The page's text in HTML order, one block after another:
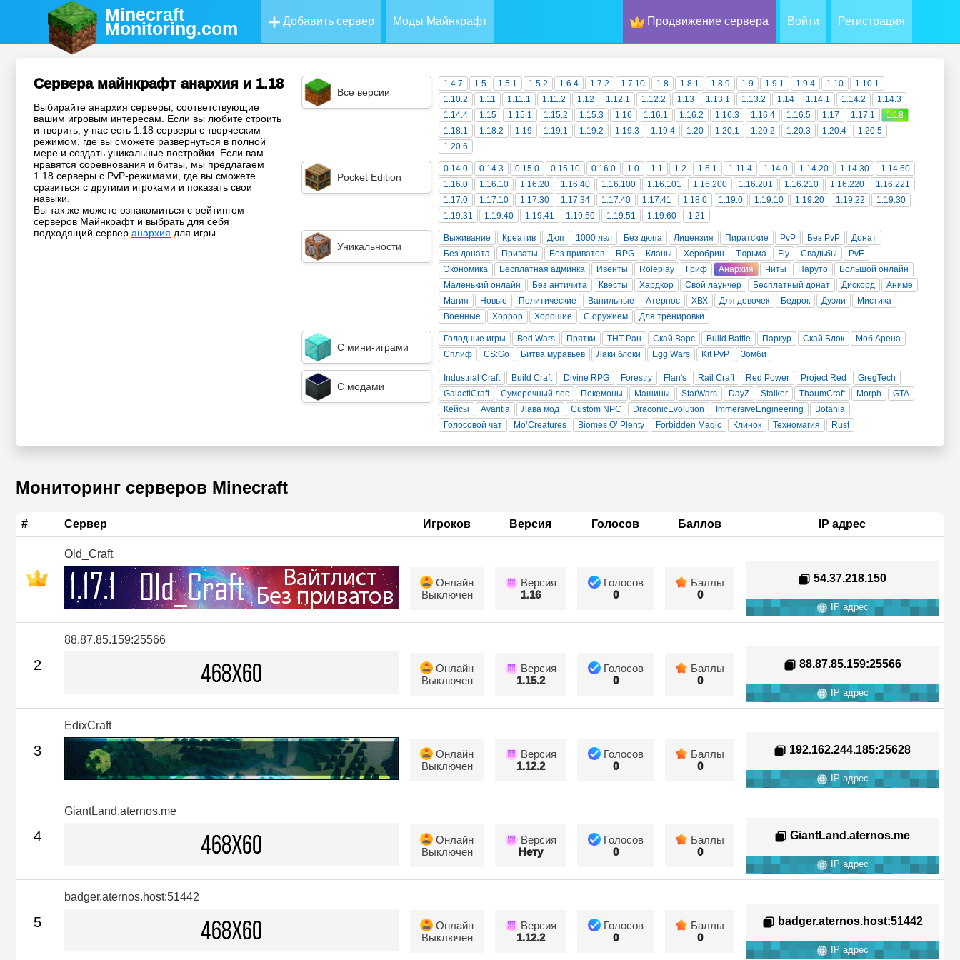
Minecraft
Monitoring.com Добавить сервер Моды Майнкрафт Продвижение сервера Войти Регистрация
Сервера майнкрафт анархия и 1.18
Выбирайте анархия серверы, соответствующие
вашим игровым интересам. Если вы любите строить
и творить, у нас есть 1.18 серверы с творческим
режимом, где вы сможете развернуться в полной
мере и создать уникальные постройки. Если вам
нравятся соревнования и битвы, мы предлагаем
1.18 серверы с PvP-режимами, где вы сможете
сразиться с другими игроками и показать свои
навыки.
Вы так же можете ознакомиться с рейтингом
серверов Майнкрафт и выбрать для себя
подходящий сервер анархия для игры.
Все версии
1.4.7 1.5 1.5.1 1.5.2 1.6.4 1.7.2 1.7.10 1.8 1.8.1 1.8.9 1.9 1.9.1 1.9.4 1.10
1.10.1
1.10.2
1.11 1.11.1 1.11.2 1.12 1.12.1 1.12.2 1.13 1.13.1 1.13.2 1.14 1.14.1 1.14.2
1.14.3
1.14.4
1.15 1.15.1 1.15.2 1.15.3 1.16 1.16.1 1.16.2 1.16.3 1.16.4 1.16.5 1.17 1.17.1
1.18
1.18.1
1.18.2 1.19 1.19.1 1.19.2 1.19.3 1.19.4 1.20 1.20.1 1.20.2 1.20.3 1.20.4
1.20.5
1.20.6
Pocket Edition
0.14.0 0.14.3 0.15.0 0.15.10 0.16.0 1.0 1.1 1.2 1.6.1 1.11.4 1.14.0 1.14.20 1.14.30
1.14.60
1.16.0
1.16.10 1.16.20 1.16.40 1.16.100 1.16.101 1.16.200 1.16.201 1.16.210 1.16.220
1.16.221
1.17.0
1.17.10 1.17.30 1.17.34 1.17.40 1.17.41 1.18.0 1.19.0 1.19.10 1.19.20 1.19.22
1.19.30
1.19.31
1.19.40 1.19.41 1.19.50 1.19.51 1.19.60 1.21
Уникальности
Выживание Креатив Дюп 1000 лвл Без дюпа Лицензия Пиратские PvP Без PvP
Донат
Без доната
Приваты Без приватов RPG Кланы Херобрин Тюрьма Fly Свадьбы
PvE
Экономика
Бесплатная админка Ивенты Roleplay Гриф Анархия Читы Наруто
Большой онлайн
Маленький онлайн
Без античита Квесты Хардкор Свой лаунчер Бесплатный донат Дискорд
Аниме
Магия
Новые Политические Ванильные Атернос ХВХ Для девочек Бедрок Дуэли
Мистика
Военные
Хоррор Хорошие С оружием Для тренировки
С мини-играми
Голодные игры Bed Wars Прятки ТНТ Ран Скай Варс Build Battle Паркур Скай Блок
Моб Арена
Сплиф
CS:Go Битва муравьев Лаки блоки Egg Wars Kit PvP Зомби
С модами
Industrial Craft Build Craft Divine RPG Forestry Flan's Rail Craft Red Power Project Red
GregTech
GalactiCraft
Сумеречный лес Покемоны Машины StarWars DayZ Stalker ThaumCraft Morph
GTA
Кейсы
Avaritia Лава мод Custom NPC DraconicEvolution ImmersiveEngineering
Botania
Голосовой чат
Mo’Creatures Biomes O’ Plenty Forbidden Magic Клинок Техномагия Rust
Мониторинг серверов Minecraft
# Сервер Игроков Версия Голосов Баллов IP адрес
Old_Craft
Онлайн
Выключен
Версия
1.16
Голосов
0
Баллы
0
54.37.218.150
IP адрес
2
88.87.85.159:25566
Онлайн
Выключен
Версия
1.15.2
Голосов
0
Баллы
0
88.87.85.159:25566
IP адрес
3
EdixCraft
Онлайн
Выключен
Версия
1.12.2
Голосов
0
Баллы
0
192.162.244.185:25628
IP адрес
4
GiantLand.aternos.me
Онлайн
Выключен
Версия
Нету
Голосов
0
Баллы
0
GiantLand.aternos.me
IP адрес
5
badger.aternos.host:51442
Онлайн
Выключен
Версия
1.12.2
Голосов
0
Баллы
0
badger.aternos.host:51442
IP адрес